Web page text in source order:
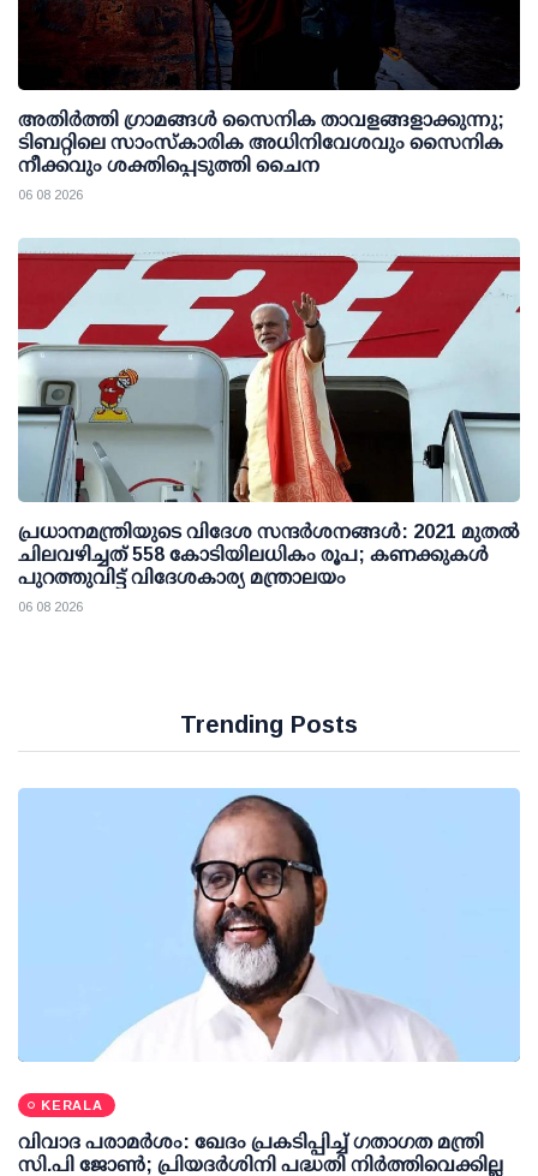
അതിര്‍ത്തി ഗ്രാമങ്ങള്‍ സൈനിക താവളങ്ങളാക്കുന്നു;
ടിബറ്റിലെ സാംസ്‌കാരിക അധിനിവേശവും സൈനിക
നീക്കവും ശക്തിപ്പെടുത്തി ചൈന
06 08 2026
പ്രധാനമന്ത്രിയുടെ വിദേശ സന്ദർശനങ്ങൾ: 2021 മുതൽ
ചിലവഴിച്ചത് 558 കോടിയിലധികം രൂപ; കണക്കുകൾ
പുറത്തുവിട്ട് വിദേശകാര്യ മന്ത്രാലയം
06 08 2026
Trending Posts
KERALA
വിവാദ പരാമര്‍ശം: ഖേദം പ്രകടിപ്പിച്ച് ഗതാഗത മന്ത്രി
സി.പി ജോണ്‍; പ്രിയദര്‍ശിനി പദ്ധതി നിര്‍ത്തിവെക്കില്ല